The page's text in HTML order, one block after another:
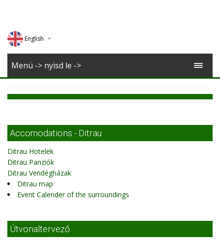
English
Deutsch
Menü -> nyisd le ->
Accomodations - Ditrau
Ditrau Hotelek
Ditrau Panziók
Ditrau Vendégházak
Ditrau map
Event Calender of the surroundings
Útvonaltervező